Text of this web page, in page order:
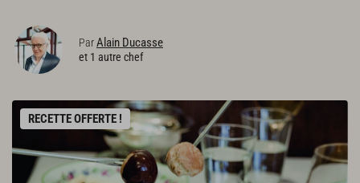
ParAlain Ducasse
et 1 autre chef
RECETTE OFFERTE !